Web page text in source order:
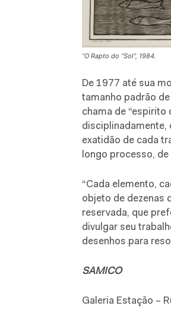
“O Rapto do “Sol”, 1984.
De 1977 até sua
tamanho padrão
chama de “espirito
disciplinadamente,
exatidão de cada
longo processo,
“Cada elemento,
objeto de dezenas
reservada, que
divulgar seu
desenhos para
SAMICO
Galeria Estação –